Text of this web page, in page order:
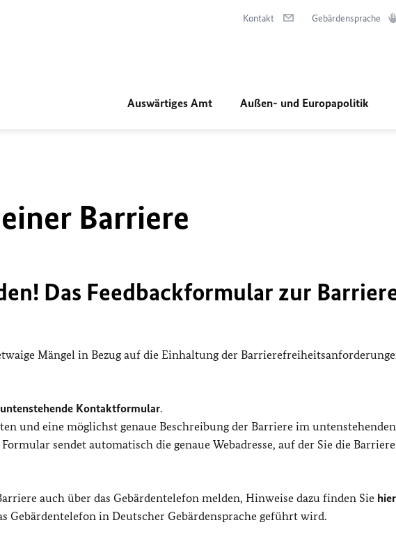
Kontakt Gebärdensprache
Auswärtiges Amt Außen- und Europapolitik
Barriere
Das Feedbackformular zur
Mängel in Bezug auf die Einhaltung der
untenstehende Kontaktformular.
und eine möglichst genaue Beschreibung der Barriere im untenstehenden
sendet automatisch die genaue Webadresse, auf der Sie die
auch über das Gebärdentelefon melden, Hinweise dazu finden Sie
Gebärdentelefon in Deutscher Gebärdensprache geführt wird.